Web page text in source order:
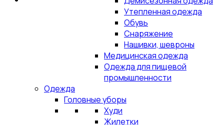
Утепленная одежда
Обувь
Снаряжение
Нашивки, шевроны
Медицинская одежда
Одежда для пищевой
промышленности
Одежда
Головные уборы
Худи
Жилетки